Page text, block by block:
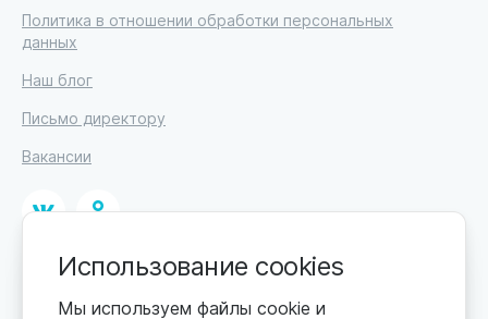
Политика в отношении обработки персональных
данных
Наш блог
Письмо директору
Вакансии
© 2026
ИП Высоцкий Дмитрий Петрович, ИНН 233610721148
Использование cookies
Мы используем файлы cookie и